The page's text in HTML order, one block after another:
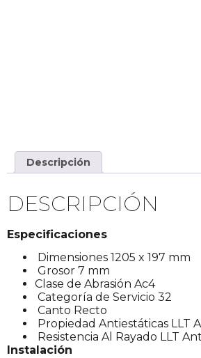
Descripción
DESCRIPCIÓN
Especificaciones
Dimensiones 1205 x 197 mm
Grosor 7 mm
Clase de Abrasión Ac4
Categoría de Servicio 32
Canto Recto
Propiedad Antiestáticas LLT
Resistencia Al Rayado LLT
Instalación